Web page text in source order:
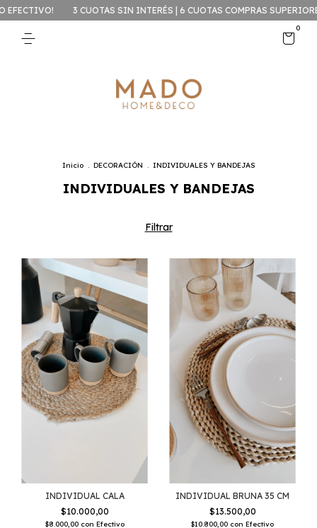
3 CUOTAS SIN INTERÉS | 6 CUOTAS COMPRAS SUPERIORES A
0
Inicio . DECORACIÓN . INDIVIDUALES Y BANDEJAS
INDIVIDUALES Y BANDEJAS
Filtrar
INDIVIDUAL CALA
$10.000,00
$8.000,00 con Efectivo
INDIVIDUAL BRUNA 35 CM
$13.500,00
$10.800,00 con Efectivo